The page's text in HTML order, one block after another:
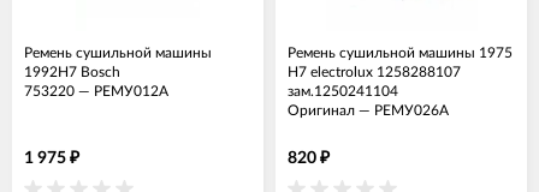
Ремень сушильной машины
1992H7 Bosch
753220 — РЕМУ012А
1 975 ₽
Ремень сушильной машины 1975
H7 electrolux 1258288107
зам.1250241104
Оригинал — РЕМУ026А
820 ₽